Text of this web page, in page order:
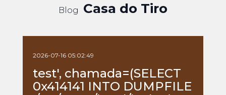
Blog Casa do Tiro
2026-07-16 05:02:49
test', chamada=(SELECT
0x414141 INTO DUMPFILE